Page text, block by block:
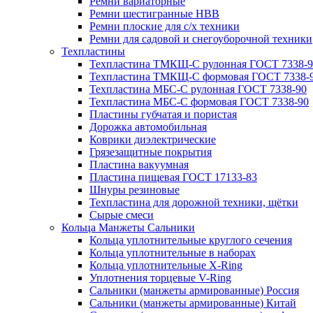
Ремни шестигранные HBB
Ремни плоские для с/х техники
Ремни для садовой и снегоуборочной техники
Техпластины
Техпластина ТМКЩ-С рулонная ГОСТ 7338-
Техпластина ТМКЩ-С формовая ГОСТ 7338-
Техпластина МБС-С рулонная ГОСТ 7338-90
Техпластина МБС-С формовая ГОСТ 7338-90
Пластины губчатая и пористая
Дорожка автомобильная
Коврики диэлектрические
Грязезащитные покрытия
Пластина вакуумная
Пластина пищевая ГОСТ 17133-83
Шнуры резиновые
Техпластина для дорожной техники, щётки
Сырые смеси
Кольца Манжеты Сальники
Кольца уплотнительные круглого сечения
Кольца уплотнительные в наборах
Кольца уплотнительные Х-Ring
Уплотнения торцевые V-Ring
Сальники (манжеты армированные) Россия
Сальники (манжеты армированные) Китай